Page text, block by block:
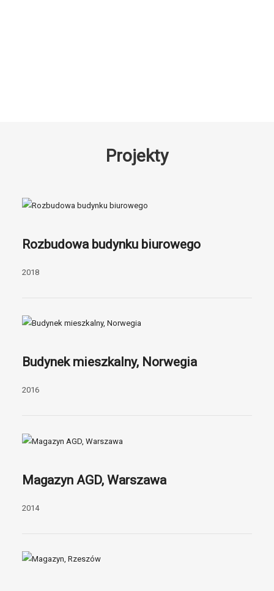
Projekty
Rozbudowa budynku biurowego
2018
Budynek mieszkalny, Norwegia
2016
Magazyn AGD, Warszawa
2014